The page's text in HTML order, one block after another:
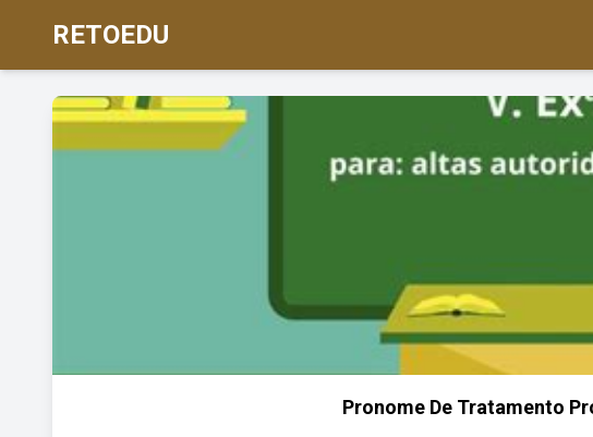
RETOEDU
Pronome De Tratamento